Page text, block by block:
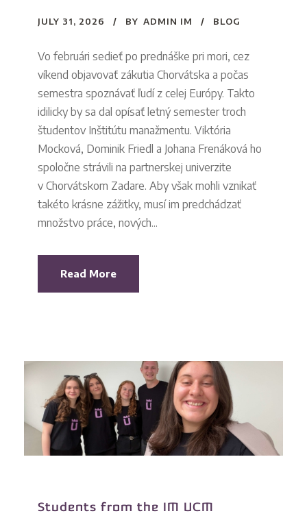
JULY 31, 2026 BY ADMIN IM BLOG
Vo februári sedieť po prednáške pri mori, cez
víkend objavovať zákutia Chorvátska a počas
semestra spoznávať ľudí z celej Európy. Takto
idilicky by sa dal opísať letný semester troch
študentov Inštitútu manažmentu. Viktória
Mocková, Dominik Friedl a Johana Frenáková ho
spoločne strávili na partnerskej univerzite
v Chorvátskom Zadare. Aby však mohli vznikať
takéto krásne zážitky, musí im predchádzať
množstvo práce, nových...
Read More
Students from the IM UCM